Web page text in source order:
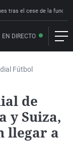
tras el cese de la
EN DIRECTO
Fútbol
de
y Suiza,
llegar a